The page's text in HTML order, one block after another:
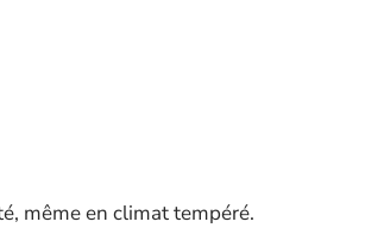
même en climat tempéré.